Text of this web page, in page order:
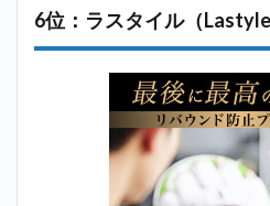
6位：ラスタイル（